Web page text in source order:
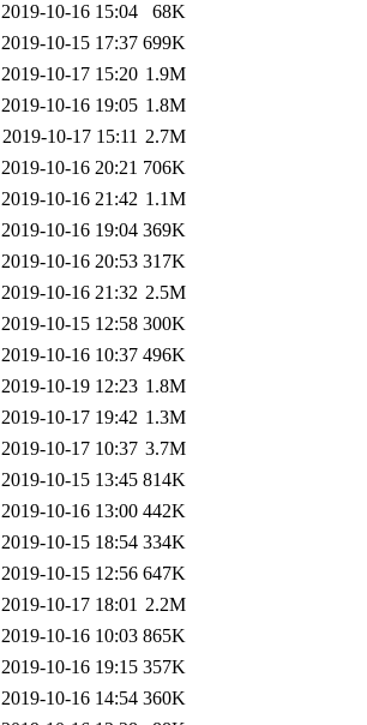
2019-10-16 15:04
68K
2019-10-15 17:37 699K
2019-10-17 15:20 1.9M
2019-10-16 19:05 1.8M
2019-10-17 15:11 2.7M
2019-10-16 20:21 706K
2019-10-16 21:42 1.1M
2019-10-16 19:04 369K
2019-10-16 20:53 317K
2019-10-16 21:32 2.5M
2019-10-15 12:58 300K
2019-10-16 10:37 496K
2019-10-19 12:23 1.8M
2019-10-17 19:42 1.3M
2019-10-17 10:37 3.7M
2019-10-15 13:45 814K
2019-10-16 13:00 442K
2019-10-15 18:54 334K
2019-10-15 12:56 647K
2019-10-17 18:01 2.2M
2019-10-16 10:03 865K
2019-10-16 19:15 357K
2019-10-16 14:54 360K